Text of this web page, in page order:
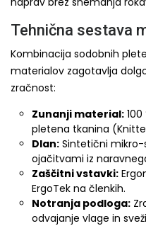
Tehnična sestava
Kombinacija sodobnih
materialov zagotavlja
zračnost:
Zunanji material:
pletena tkanina
Dlan: Sintetični
ojačitvami iz
Zaščitni vstavki:
ErgoTek na členkih.
Notranja podloga:
odvajanje vlage in